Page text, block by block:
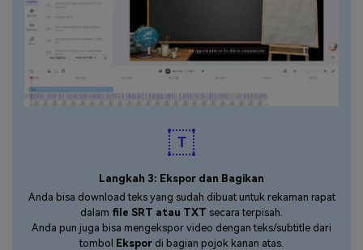
Langkah 3: Ekspor dan Bagikan
Anda bisa download teks yang sudah dibuat untuk rekaman rapat
dalam file SRT atau TXT secara terpisah.
Anda pun juga bisa mengekspor video dengan teks/subtitle dari
tombol
Ekspor di bagian pojok kanan atas.